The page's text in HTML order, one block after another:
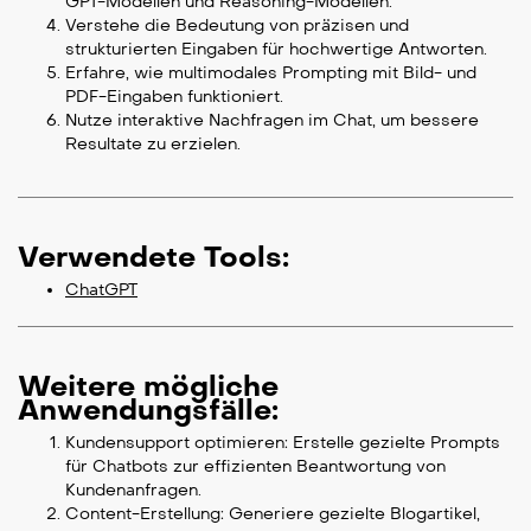
Verstehe die Bedeutung von präzisen und
strukturierten Eingaben für hochwertige Antworten.
Erfahre, wie multimodales Prompting mit Bild- und
PDF-Eingaben funktioniert.
Nutze interaktive Nachfragen im Chat, um bessere
Resultate zu erzielen.
Verwendete Tools:
ChatGPT
Weitere mögliche
Anwendungsfälle:
Kundensupport optimieren: Erstelle gezielte Prompts
für Chatbots zur effizienten Beantwortung von
Kundenanfragen.
Content-Erstellung: Generiere gezielte Blogartikel,